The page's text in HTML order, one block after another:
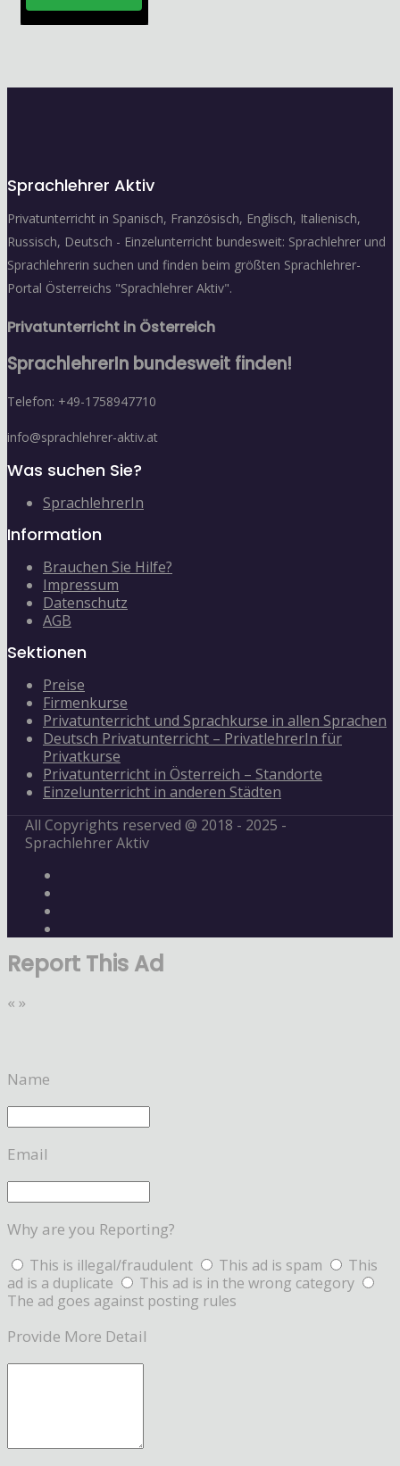
Sprachlehrer Aktiv
Privatunterricht in Spanisch, Französisch, Englisch, Italienisch,
Russisch, Deutsch - Einzelunterricht bundesweit: Sprachlehrer und
Sprachlehrerin suchen und finden beim größten Sprachlehrer-
Portal Österreichs "Sprachlehrer Aktiv".
Privatunterricht in Österreich
SprachlehrerIn bundesweit finden!
Telefon: +49-1758947710
info@sprachlehrer-aktiv.at
Was suchen Sie?
SprachlehrerIn
Information
Brauchen Sie Hilfe?
Impressum
Datenschutz
AGB
Sektionen
Preise
Firmenkurse
Privatunterricht und Sprachkurse in allen Sprachen
Deutsch Privatunterricht – PrivatlehrerIn für
Privatkurse
Privatunterricht in Österreich – Standorte
Einzelunterricht in anderen Städten
All Copyrights reserved @ 2018 - 2025 -
Sprachlehrer Aktiv
Report This Ad
« »
Name
Email
Why are you Reporting?
This is illegal/fraudulent This ad is spam
This
ad is a duplicate
This ad is in the wrong category
The ad goes against posting rules
Provide More Detail